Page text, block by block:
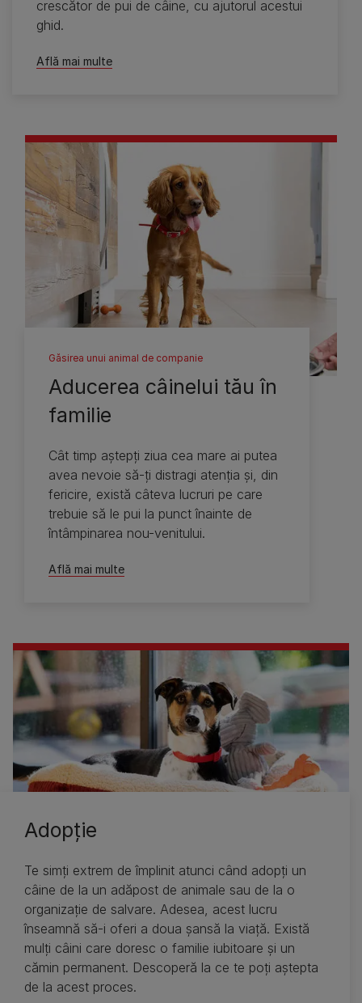
crescător de pui de câine, cu ajutorul acestui
ghid.
Află mai multe
Găsirea unui animal de companie
Aducerea câinelui tău în
familie
Cât timp aştepţi ziua cea mare ai putea
avea nevoie să-ţi distragi atenţia şi, din
fericire, există câteva lucruri pe care
trebuie să le pui la punct înainte de
întâmpinarea nou-venitului.
Află mai multe
Adopţie
Te simţi extrem de împlinit atunci când adopţi un
câine de la un adăpost de animale sau de la o
organizaţie de salvare. Adesea, acest lucru
înseamnă să-i oferi a doua şansă la viaţă. Există
mulţi câini care doresc o familie iubitoare şi un
cămin permanent. Descoperă la ce te poţi aştepta
de la acest proces.